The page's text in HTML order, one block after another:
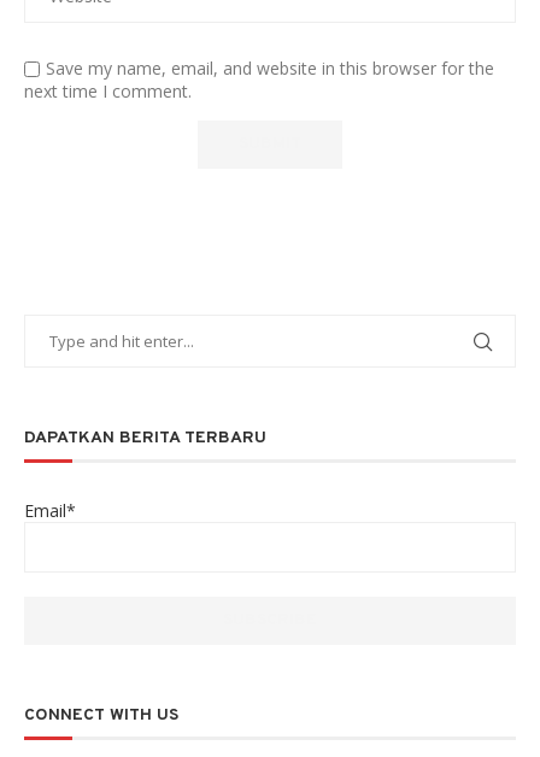
Save my name, email, and website in this browser for the
next time I comment.
DAPATKAN BERITA TERBARU
Email*
CONNECT WITH US